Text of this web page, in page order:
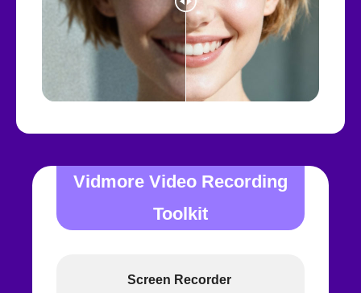
Vidmore Video Recording
Toolkit
Screen Recorder